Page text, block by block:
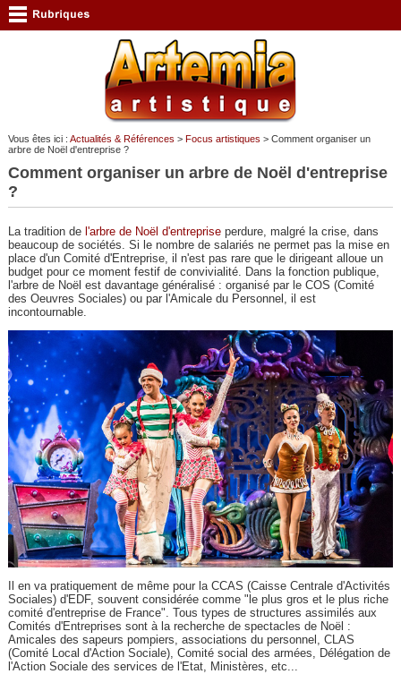
Vous êtes ici : Actualités & Références > Focus artistiques > Comment organiser un
arbre de Noël d'entreprise ?
Comment organiser un arbre de Noël d'entreprise
?
La tradition de l'arbre de Noël d'entrepriseperdure, malgré la crise, dans
beaucoup de sociétés. Si le nombre de salariés ne permet pas la mise en
place d'un Comité d'Entreprise, il n'est pas rare que le dirigeant alloue un
budget pour ce moment festif de convivialité. Dans la fonction publique,
l'arbre de Noël est davantage généralisé : organisé par le COS (Comité
des Oeuvres Sociales) ou par l'Amicale du Personnel, il est
incontournable.
Il en va pratiquement de même pour la CCAS (Caisse Centrale d'Activités
Sociales) d'EDF, souvent considérée comme "le plus gros et le plus riche
comité d'entreprise de France". Tous types de structures assimilés aux
Comités d'Entreprises sont à la recherche de spectacles de Noël :
Amicales des sapeurs pompiers, associations du personnel, CLAS
(Comité Local d'Action Sociale), Comité social des armées, Délégation de
l'Action Sociale des services de l'Etat, Ministères, etc...